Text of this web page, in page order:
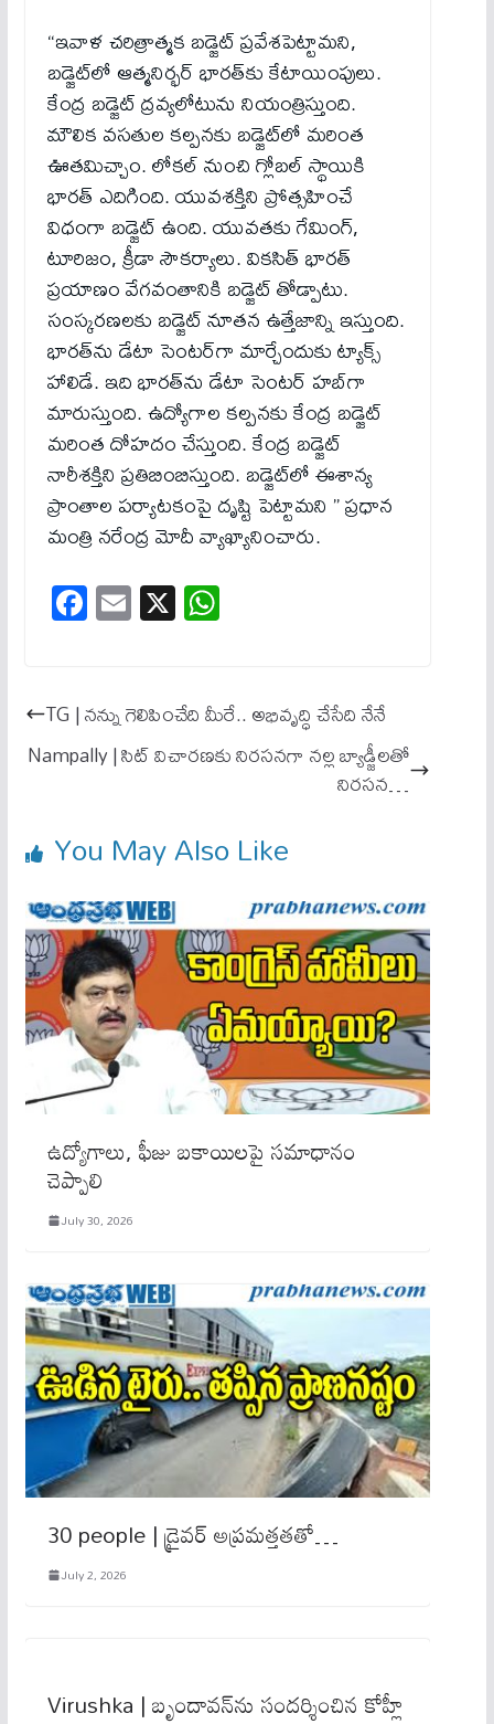
“ఇవాళ చరిత్రాత్మక బడ్జెట్‌ ప్రవేశపెట్టామ‌ని,
బడ్జెట్‌లో ఆత్మనిర్భర్‌ భారత్‌కు కేటాయింపులు.
కేంద్ర బడ్జెట్‌ ద్రవ్యలోటును నియంత్రిస్తుంది.
మౌలిక వసతుల కల్పనకు బడ్జెట్‌లో మరింత
ఊతమిచ్చాం. లోకల్‌ నుంచి గ్లోబల్‌ స్థాయికి
భారత్‌ ఎదిగింది. యువశక్తిని ప్రోత్సహించే
విధంగా బడ్జెట్‌ ఉంది. యువతకు గేమింగ్‌,
టూరిజం, క్రీడా సౌకర్యాలు. వికసిత్‌ భారత్‌
ప్రయాణం వేగవంతానికి బడ్జెట్‌ తోడ్పాటు.
సంస్కరణలకు బడ్జెట్‌ నూతన ఉత్తేజాన్ని ఇస్తుంది.
భారత్‌ను డేటా సెంటర్‌గా మార్చేందుకు ట్యాక్స్‌
హాలిడే. ఇది భారత్‌ను డేటా సెంటర్‌ హబ్‌గా
మారుస్తుంది. ఉద్యోగాల కల్పనకు కేంద్ర బడ్జెట్‌
మరింత దోహదం చేస్తుంది. కేంద్ర బడ్జెట్‌
నారీశక్తిని ప్రతిబింబిస్తుంది. బడ్జెట్‌లో ఈశాన్య
ప్రాంతాల పర్యాటకంపై దృష్టి పెట్టామ‌ని ” ప్ర‌ధాన
మంత్రి నరేంద్ర మోదీ వ్యాఖ్యానించారు.
Fa
ce
ok
E
m
X W
ha
A
pp
TG | నన్ను గెలిపించేది మీరే.. అభివృద్ధి చేసేది నేనే
Nampally | సిట్ విచారణకు నిరసనగా నల్ల బ్యాడ్జీలతో
నిరసన…
You May Also Like
ఉద్యోగాలు, ఫీజు బకాయిలపై సమాధానం
చెప్పాలి
July 30, 2026
30 people | డ్రైవర్ అప్రమత్తతతో…
July 2, 2026
Virushka | బృందావన్‌ను సందర్శించిన కోహ్లీ